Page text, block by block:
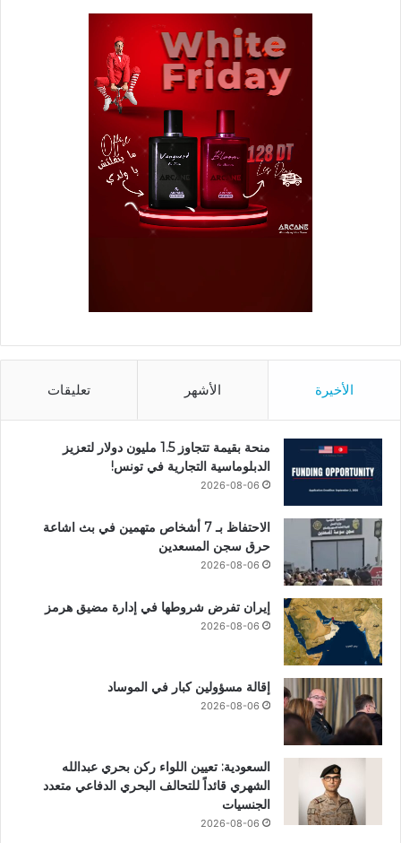
الأخيرة الأشهر تعليقات
منحة بقيمة تتجاوز 1.5 مليون دولار لتعزيز
الدبلوماسية التجارية في تونس!
2026-08-06
الاحتفاظ بـ 7 أشخاص متهمين في بث اشاعة
حرق سجن المسعدين
2026-08-06
إيران تفرض شروطها في إدارة مضيق هرمز
2026-08-06
إقالة مسؤولين كبار في الموساد
2026-08-06
السعودية: تعيين اللواء ركن بحري عبدالله
الشهري قائداً للتحالف البحري الدفاعي متعدد
الجنسيات
2026-08-06